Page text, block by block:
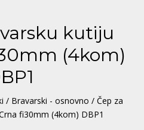
kutiju
(4kom)
/ Bravarski - osnovno / Čep za
fi30mm (4kom) DBP1